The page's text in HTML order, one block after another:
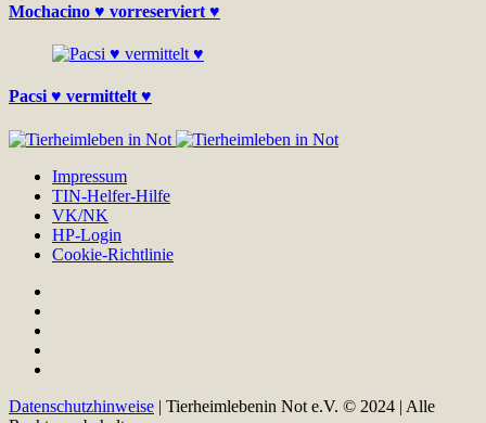
Mochacino ♥ vorreserviert ♥
Pacsi ♥ vermittelt ♥
Impressum
TIN-Helfer-Hilfe
VK/NK
HP-Login
Cookie-Richtlinie
Datenschutzhinweise | Tierheimlebenin Not e.V. © 2024 | Alle